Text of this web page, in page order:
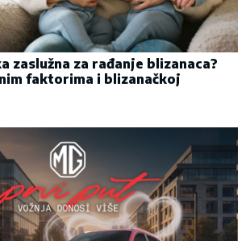
zaslužna za rađanje blizanaca?
faktorima i blizanačkoj